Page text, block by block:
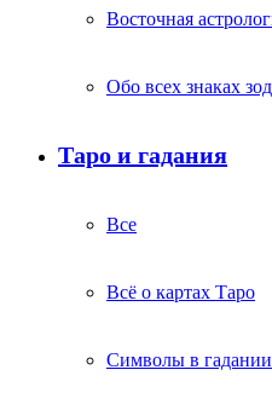
Восточная
Обо всех знаках
Таро и гадания
Все
Всё о картах Таро
Символы в гадании